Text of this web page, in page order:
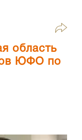
область
ЮФО по